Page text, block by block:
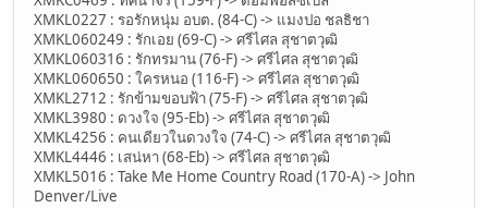
XMKL0227 : รอรักหนุ่ม อบต. (84-C) -> แมงปอ ชลธิชา
XMKL060249 : รักเอย (69-C) -> ศรีไศล สุชาตวุฒิ
XMKL060316 : รักทรมาน (76-F) -> ศรีไศล สุชาตวุฒิ
XMKL060650 : ใครหนอ (116-F) -> ศรีไศล สุชาตวุฒิ
XMKL2712 : รักข้ามขอบฟ้า (75-F) -> ศรีไศล สุชาตวุฒิ
XMKL3980 : ดวงใจ (95-Eb) -> ศรีไศล สุชาตวุฒิ
XMKL4256 : คนเดียวในดวงใจ (74-C) -> ศรีไศล สุชาตวุฒิ
XMKL4446 : เสน่หา (68-Eb) -> ศรีไศล สุชาตวุฒิ
XMKL5016 : Take Me Home Country Road (170-A) -> John
Denver/Live